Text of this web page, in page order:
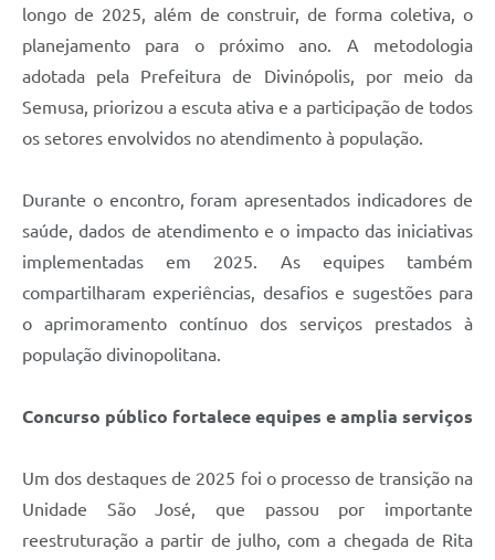
longo de 2025, além de construir, de forma coletiva, o
planejamento para o próximo ano. A metodologia
adotada pela Prefeitura de Divinópolis, por meio da
Semusa, priorizou a escuta ativa e a participação de todos
os setores envolvidos no atendimento à população.
Durante o encontro, foram apresentados indicadores de
saúde, dados de atendimento e o impacto das iniciativas
implementadas em 2025. As equipes também
compartilharam experiências, desafios e sugestões para
o aprimoramento contínuo dos serviços prestados à
população divinopolitana.
Concurso público fortalece equipes e amplia serviços
Um dos destaques de 2025 foi o processo de transição na
Unidade São José, que passou por importante
reestruturação a partir de julho, com a chegada de Rita